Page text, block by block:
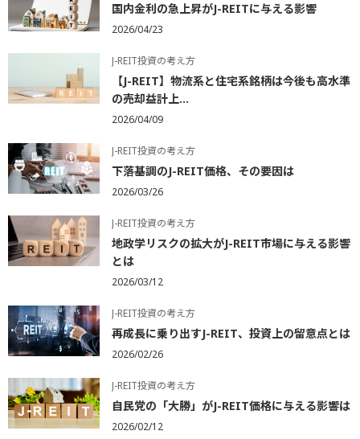
国内金利の急上昇がJ-REITに与える影響
2026/04/23
J-REIT投資の考え方
【J-REIT】物流系と住宅系銘柄は今後も高水準
の売却益計上...
2026/04/09
J-REIT投資の考え方
下落基調のJ-REIT価格、その要因は
2026/03/26
J-REIT投資の考え方
地政学リスクの拡大がJ-REIT市場に与える影響
とは
2026/03/12
J-REIT投資の考え方
再成長に乗り出すJ-REIT、投資上の留意点とは
2026/02/26
J-REIT投資の考え方
自民党の「大勝」がJ-REIT価格に与える影響は
2026/02/12